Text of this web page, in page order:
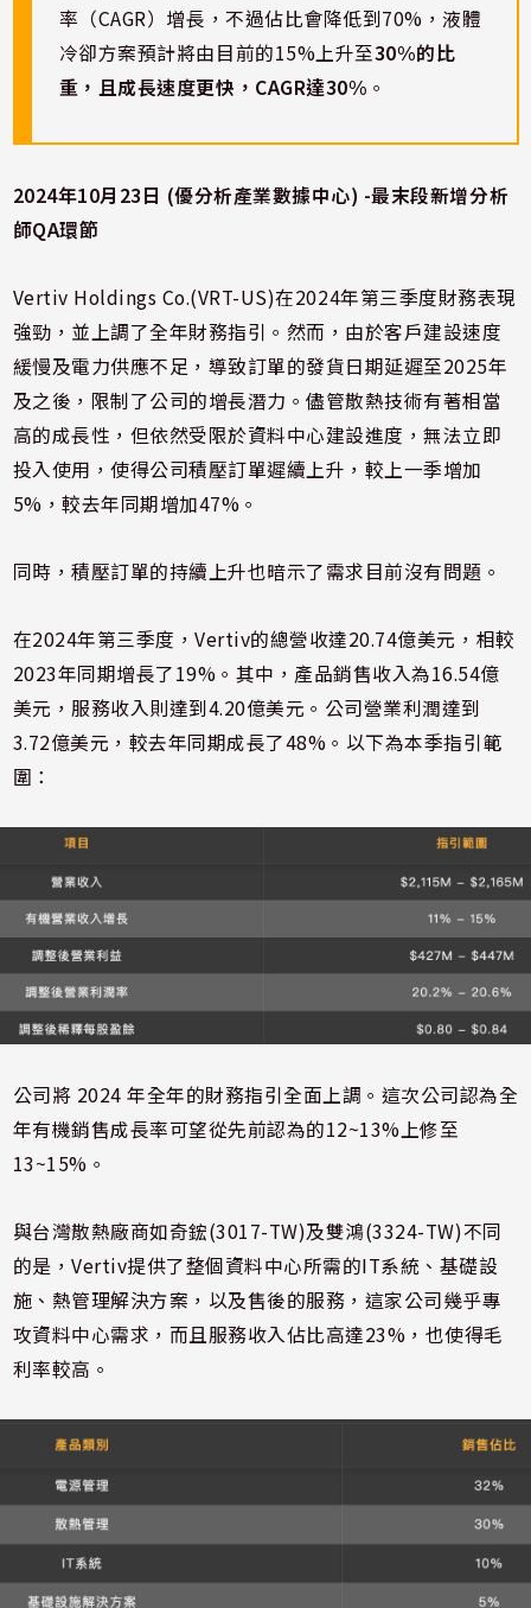
率（CAGR）增長，不過佔比會降低到70%，液體
冷卻方案預計將由目前的15%上升至30%的比
重，且成長速度更快，CAGR達30% 。
2024年10月23日 (優分析產業數據中心) -最末段新增分析
師QA環節
Vertiv Holdings Co.(VRT-US)在2024年第三季度財務表現
強勁，並上調了全年財務指引。然而，由於客戶建設速度
緩慢及電力供應不足，導致訂單的發貨日期延遲至2025年
及之後，限制了公司的增長潛力。儘管散熱技術有著相當
高的成長性，但依然受限於資料中心建設進度，無法立即
投入使用，使得公司積壓訂單遲續上升，較上一季增加
5%，較去年同期增加47%。
同時，積壓訂單的持續上升也暗示了需求目前沒有問題。
在2024年第三季度，Vertiv的總營收達20.74億美元，相較
2023年同期增長了19%。其中，產品銷售收入為16.54億
美元，服務收入則達到4.20億美元。公司營業利潤達到
3.72億美元，較去年同期成長了48%。以下為本季指引範
圍：
公司將 2024 年全年的財務指引全面上調。這次公司認為全
年有機銷售成長率可望從先前認為的12~13%上修至
13~15%。
與台灣散熱廠商如奇鋐(3017-TW)及雙鴻(3324-TW)不同
的是，Vertiv提供了整個資料中心所需的IT系統、基礎設
施、熱管理解決方案，以及售後的服務，這家公司幾乎專
攻資料中心需求，而且服務收入佔比高達23%，也使得毛
利率較高。